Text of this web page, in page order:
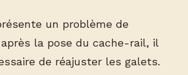
un problème de
la pose du cache-rail, il
de réajuster les galets.